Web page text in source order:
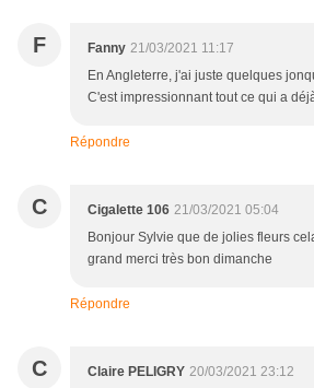
F Fanny 21/03/2021 11:17
En Angleterre, j'ai juste quelques
C'est impressionnant tout ce qui a
Répondre
C Cigalette 106 21/03/2021 05:04
Bonjour Sylvie que de jolies fleurs
grand merci très bon dimanche
Répondre
C Claire PELIGRY 20/03/2021 23:12